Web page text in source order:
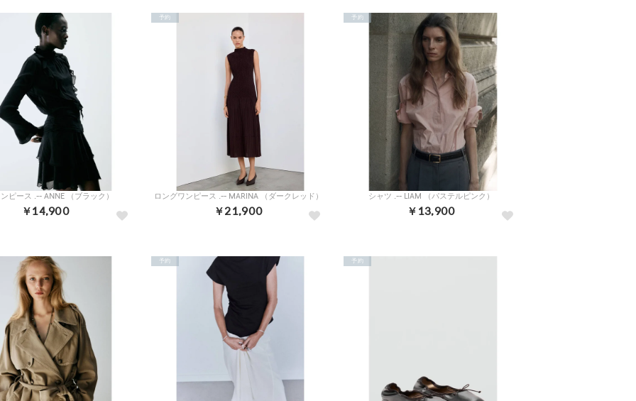
ピース .-- ANNE （ブラック）
￥14,900
ロングワンピース .-- MARINA （ダークレッド）
￥21,900
予約
シャツ .-- LIAM （パステルピンク）
￥13,900
予約
予約 予約